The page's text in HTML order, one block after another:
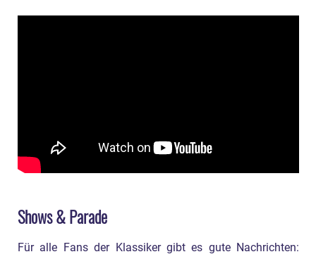
Shows & Parade
Für alle Fans der Klassiker gibt es gute Nachrichten: